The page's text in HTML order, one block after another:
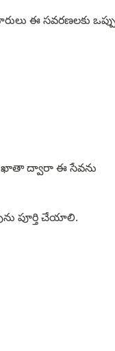
ఈ సవరణలకు
ఖాతా ద్వారా ఈ సేవను
App Store ద్వారా సబ్‌స్క్రిప్షన్ చెల్లింపును పూర్తి చేయాలి.